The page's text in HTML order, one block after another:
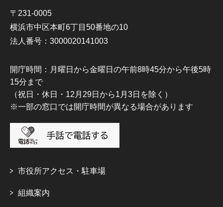
〒231-0005
横浜市中区本町6丁目50番地の10
法人番号：3000020141003
開庁時間：月曜日から金曜日の午前8時45分から午後5時
15分まで
（祝日・休日・12月29日から1月3日を除く）
※一部の窓口では開庁時間が異なる場合があります
市役所アクセス・駐車場
組織案内